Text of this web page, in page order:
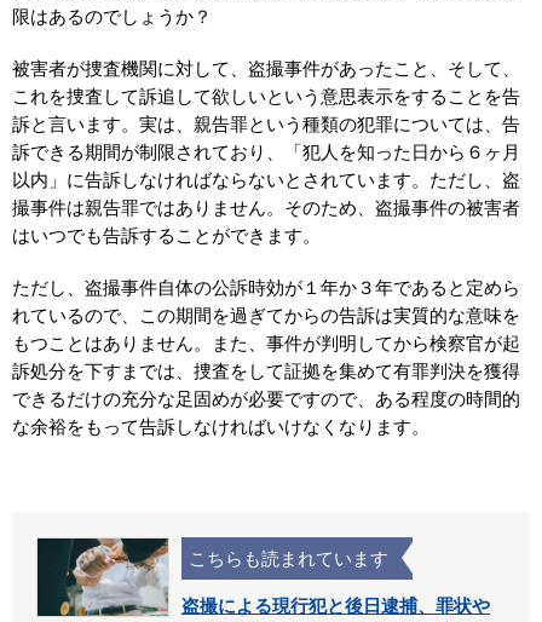
限はあるのでしょうか？
被害者が捜査機関に対して、盗撮事件があったこと、そして、
これを捜査して訴追して欲しいという意思表示をすることを告
訴と言います。実は、親告罪という種類の犯罪については、告
訴できる期間が制限されており、「犯人を知った日から６ヶ月
以内」に告訴しなければならないとされています。ただし、盗
撮事件は親告罪ではありません。そのため、盗撮事件の被害者
はいつでも告訴することができます。
ただし、盗撮事件自体の公訴時効が１年か３年であると定めら
れているので、この期間を過ぎてからの告訴は実質的な意味を
もつことはありません。また、事件が判明してから検察官が起
訴処分を下すまでは、捜査をして証拠を集めて有罪判決を獲得
できるだけの充分な足固めが必要ですので、ある程度の時間的
な余裕をもって告訴しなければいけなくなります。
こちらも読まれています
盗撮による現行犯と後日逮捕、罪状や